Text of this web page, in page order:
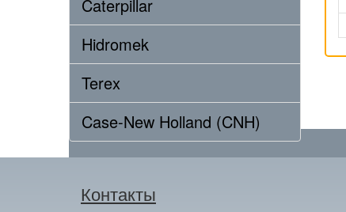
Caterpillar
Hidromek
Terex
Case-New Holland (CNH)
Контакты